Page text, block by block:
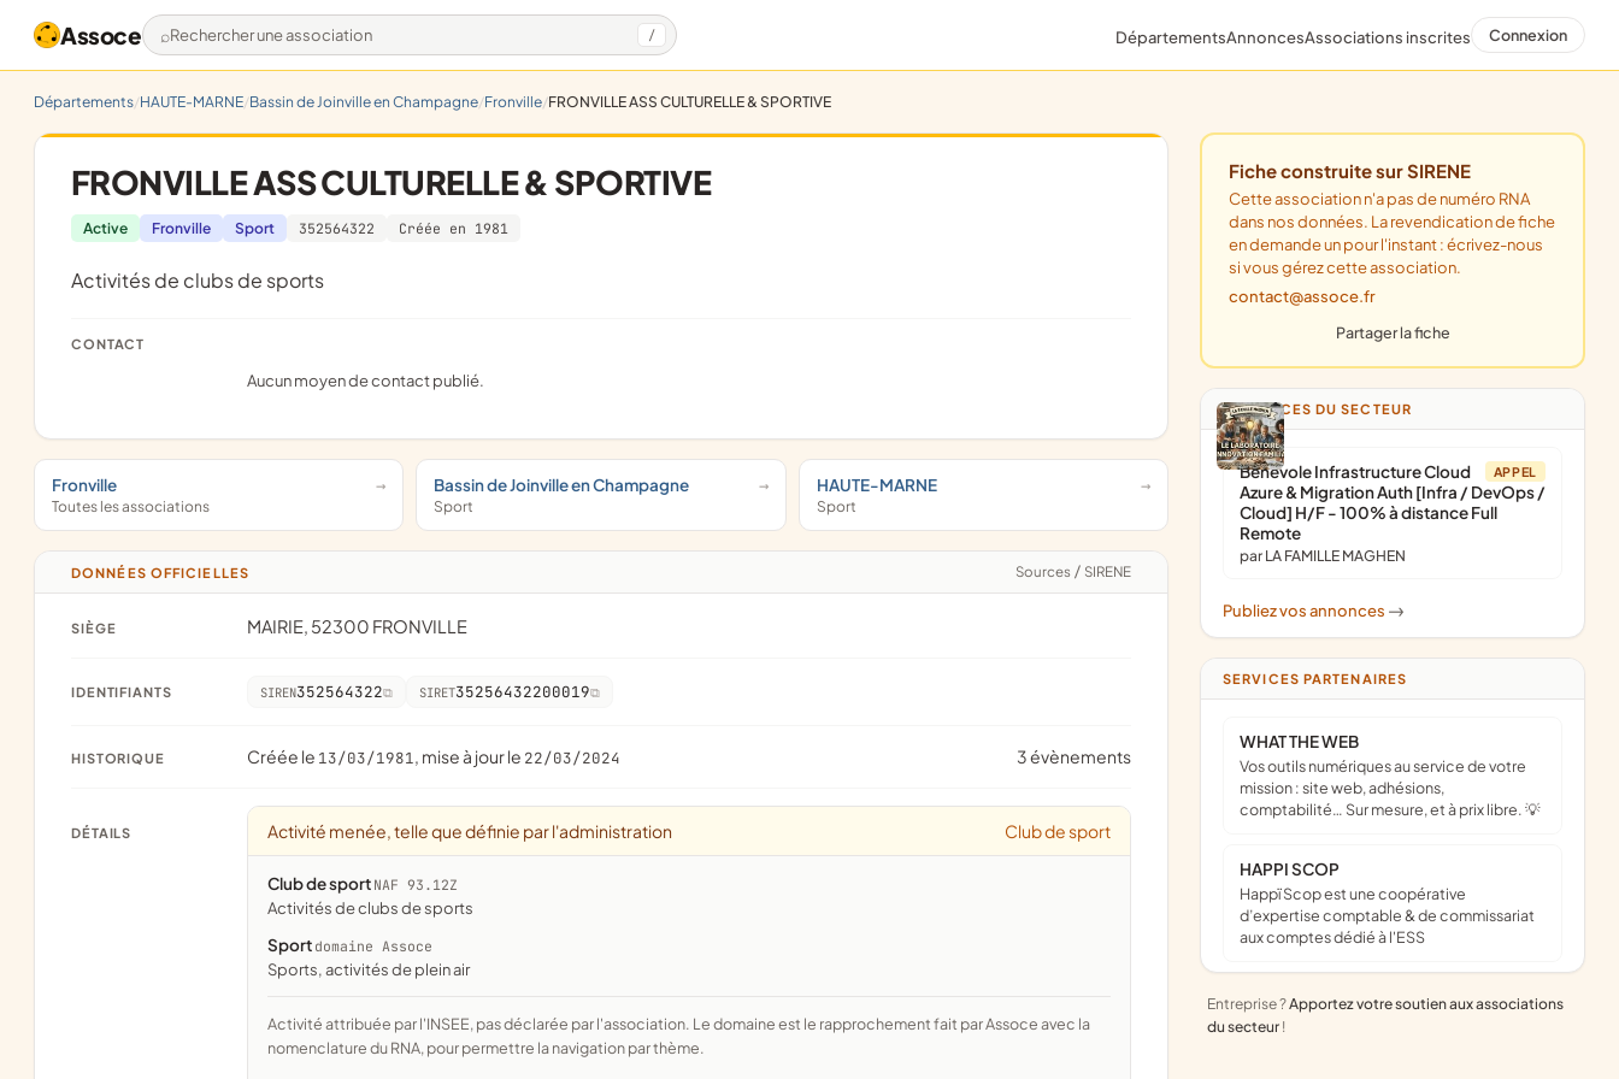
Assoce Rechercher une association / DépartementsAnnoncesAssociations inscrites Connexion
Départements HAUTE-MARNE Bassin de Joinville en Champagne Fronville FRONVILLE ASS CULTURELLE & SPORTIVE
FRONVILLE ASS CULTURELLE & SPORTIVE
Active Fronville Sport 352564322 Créée en 1981
Activités de clubs de sports
CONTACT
Aucun moyen de contact publié.
Fronville
Toutes les associations
Bassin de Joinville en Champagne
Sport
HAUTE-MARNE
Sport
DONNÉES OFFICIELLES Sources / SIRENE
SIÈGE MAIRIE, 52300 FRONVILLE
IDENTIFIANTS SIREN352564322 SIRET35256432200019
HISTORIQUE Créée le 13/03/1981, mise à jour le 22/03/2024 3 évènements
DÉTAILS Activité menée, telle que définie par l'administration Club de sport
Club de sport NAF 93.12Z
Activités de clubs de sports
Sport domaine Assoce
Sports, activités de plein air
Activité attribuée par l'INSEE, pas déclarée par l'association. Le domaine est le rapprochement fait par Assoce avec la
nomenclature du RNA, pour permettre la navigation par thème.
Fiche construite sur SIRENE
Cette association n'a pas de numéro RNA
dans nos données. La revendication de fiche
en demande un pour l'instant : écrivez-nous
si vous gérez cette association.
contact@assoce.fr
Partager la fiche
ANNONCES DU SECTEUR
APPEL
Bénévole Infrastructure Cloud
Azure & Migration Auth [Infra / DevOps /
Cloud] H/F - 100% à distance Full
Remote
par LA FAMILLE MAGHEN
Publiez vos annonces ->
SERVICES PARTENAIRES
WHAT THE WEB
Vos outils numériques au service de votre
mission : site web, adhésions,
comptabilité… Sur mesure, et à prix libre. 💡
HAPPI SCOP
Happï Scop est une coopérative
d’expertise comptable & de commissariat
aux comptes dédié à l'ESS
Entreprise ?Apportez votre soutien aux associations
du secteur !